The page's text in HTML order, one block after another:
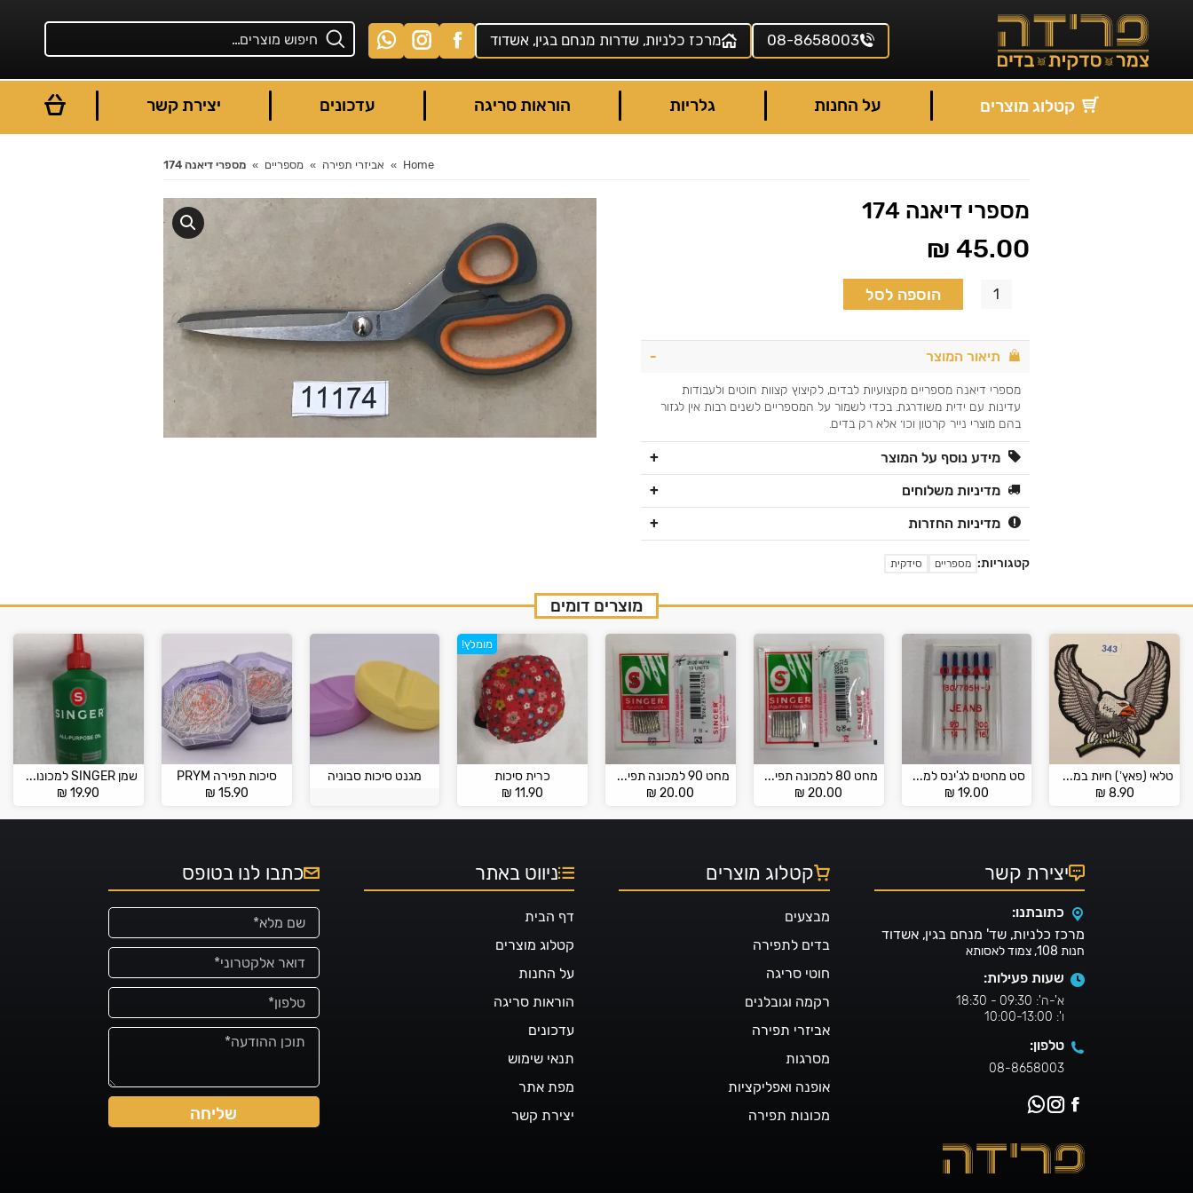
08-8658003 מרכז כלניות, שדרות מנחם בגין, אשדוד
קטלוג מוצרים על החנות גלריות הוראות סריגה עדכונים יצירת קשר
You are here: Home אביזרי תפירה מספריים מספרי דיאנה 174
מספרי דיאנה 174
₪ 45.00
הוספה לסל
תיאור המוצר
מספרי דיאנה מספריים מקצועיות לבדים, לקיצוץ קצוות חוטים ולעבודות
עדינות עם ידית משודרגת. בכדי לשמור על המספריים לשנים רבות אין לגזור
בהם מוצרי נייר קרטון וכו׳ אלא רק בדים.
מידע נוסף על המוצר
מדיניות משלוחים
מדיניות החזרות
קטגוריות: מספריים סידקית
מוצרים דומים
טלאי (פאץ’) חיות במבחר דגמים
₪ 8.90
סט מחטים לג'ינס למכונה ביתית – גינס ORAGON
₪ 19.00
מחט 80 למכונה תפירה ביתית Singer
₪ 20.00
מחט 90 למכונה תפירה ביתית Singer
₪ 20.00
מומלץ!
כרית סיכות
₪ 11.90
מגנט סיכות סבוניה סיכות תפירה PRYM
₪ 15.90
שמן SINGER למכונות תפירה ביתיות
₪ 19.90
יצירת קשר
כתובתנו:
מרכז כלניות, שד' מנחם בגין, אשדוד
חנות 108, צמוד לאסותא
שעות פעילות:
א'-ה': 09:30 - 18:30
ו': 10:00-13:00
טלפון:
08-8658003
קטלוג מוצרים
מבצעים
בדים לתפירה
חוטי סריגה
רקמה וגובלנים
אביזרי תפירה
מסרגות
אופנה ואפליקציות
מכונות תפירה
ניווט באתר
דף הבית
קטלוג מוצרים
על החנות
הוראות סריגה
עדכונים
תנאי שימוש
מפת אתר
יצירת קשר
כתבו לנו בטופס